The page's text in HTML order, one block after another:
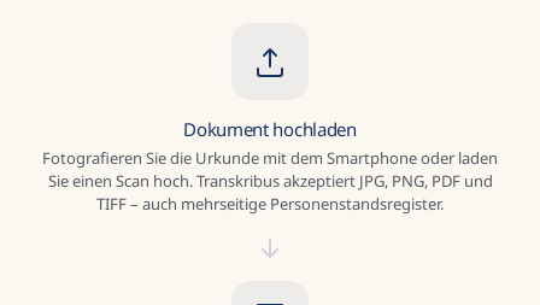
Dokument hochladen
Fotografieren Sie die Urkunde mit dem Smartphone oder laden
Sie einen Scan hoch. Transkribus akzeptiert JPG, PNG, PDF und
TIFF – auch mehrseitige Personenstandsregister.